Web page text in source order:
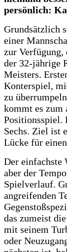
persönlich:
Grundsätzlich
einer
zur Verfügung,
der 32-jährige
Meisters.
Konterspiel,
zu
kommt es zum
Positionsspiel.
Sechs. Ziel ist
Lücke für
Der einfachste
aber der
Spielverlauf.
angreifenden
das zumeist
mit seinem
oder